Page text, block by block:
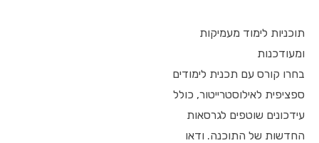
תוכניות לימוד מעמיקות
ומעודכנות
בחרו קורס עם תכנית לימודים
ספציפית לאילוסטרייטור, כולל
עידכונים שוטפים לגרסאות
החדשות של התוכנה. ודאו